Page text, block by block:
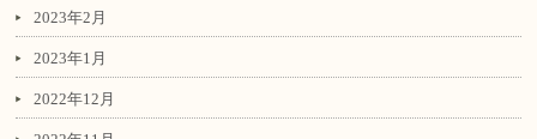
2023年2月
2023年1月
2022年12月